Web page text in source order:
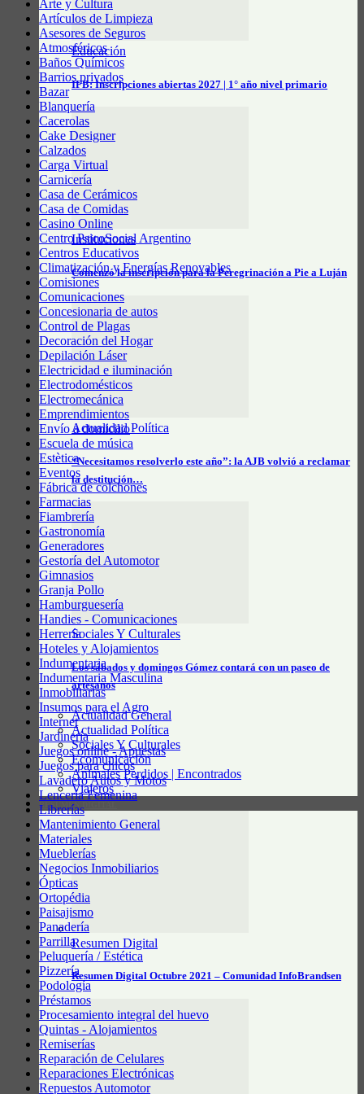
Educación
IFB: Inscripciones abiertas 2027 | 1° año nivel primario
Instituciones
Comenzó la inscripción para la Peregrinación a Pie a Luján
Actualidad Política
“Necesitamos resolverlo este año”: la AJB volvió a reclamar
la destitución…
Sociales Y Culturales
Los sábados y domingos Gómez contará con un paseo de
artesanos
Actualidad General
Actualidad Política
Sociales Y Culturales
Ecomunicación
Animales Perdidos | Encontrados
Viajeros
RESUMEN DIGITAL
Resumen Digital
Resumen Digital Octubre 2021 – Comunidad InfoBrandsen
Arte y Cultura
Artículos de Limpieza
Asesores de Seguros
Atmosféricos
Baños Químicos
Barrios privados
Bazar
Blanquería
Cacerolas
Cake Designer
Calzados
Carga Virtual
Carnicería
Casa de Cerámicos
Casa de Comidas
Casino Online
Centro PsicoSocial Argentino
Centros Educativos
Climatización y Energías Renovables
Comisiones
Comunicaciones
Concesionaria de autos
Control de Plagas
Decoración del Hogar
Depilación Láser
Electricidad e iluminación
Electrodomésticos
Electromecánica
Emprendimientos
Envío a domicilio
Escuela de música
Estètica
Eventos
Fábrica de colchones
Farmacias
Fiambrería
Gastronomía
Generadores
Gestoría del Automotor
Gimnasios
Granja Pollo
Hamburguesería
Handies - Comunicaciones
Herrería
Hoteles y Alojamientos
Indumentaria
Indumentaria Masculina
Inmobiliarias
Insumos para el Agro
Internet
Jardinería
Juegos online - Apuestas
Juegos para chicos
Lavadero Autos y Motos
Lencería Femenina
Librerías
Mantenimiento General
Materiales
Mueblerías
Negocios Inmobiliarios
Ópticas
Ortopédia
Paisajismo
Panadería
Parrilla
Peluquería / Estética
Pizzería
Podología
Préstamos
Procesamiento integral del huevo
Quintas - Alojamientos
Remiserías
Reparación de Celulares
Reparaciones Electrónicas
Repuestos Automotor